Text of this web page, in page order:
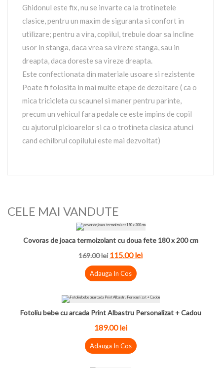
Ghidonul este fix, nu se invarte ca la trotinetele
clasice, pentru un maxim de siguranta si confort in
utilizare; pentru a vira, copilul, trebuie doar sa incline
usor in stanga, daca vrea sa vireze stanga, sau in
dreapta, daca doreste sa vireze dreapta.
Este confectionata din materiale usoare si rezistente
Poate fi folosita in mai multe etape de dezoltare ( ca o
mica tricicleta cu scaunel si maner pentru parinte,
precum un vehicul fara pedale ce este impins de copil
cu ajutorul picioarelor si ca o trotineta clasica atunci
cand echilbrul copilului este mai dezvoltat)
CELE MAI VANDUTE
Covoras de joaca termoizolant cu doua fete 180 x 200 cm
169.00lei 115.00lei
Adauga In Cos
Fotoliu bebe cu arcada Print Albastru Personalizat + Cadou
189.00lei
Adauga In Cos